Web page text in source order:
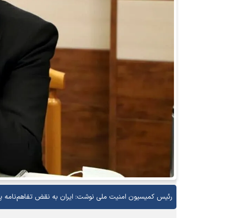
رئیس کمیسیون امنیت ملی نوشت: ایران به نقض تفاهم‌نامه